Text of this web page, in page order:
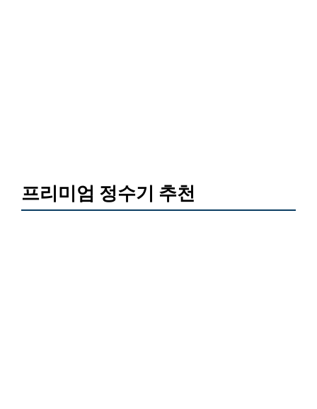
프리미엄 정수기 추천